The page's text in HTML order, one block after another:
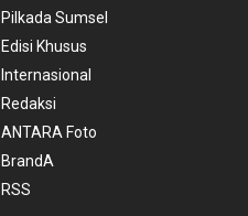
Pilkada Sumsel
Edisi Khusus
Internasional
Redaksi
ANTARA Foto
BrandA
RSS